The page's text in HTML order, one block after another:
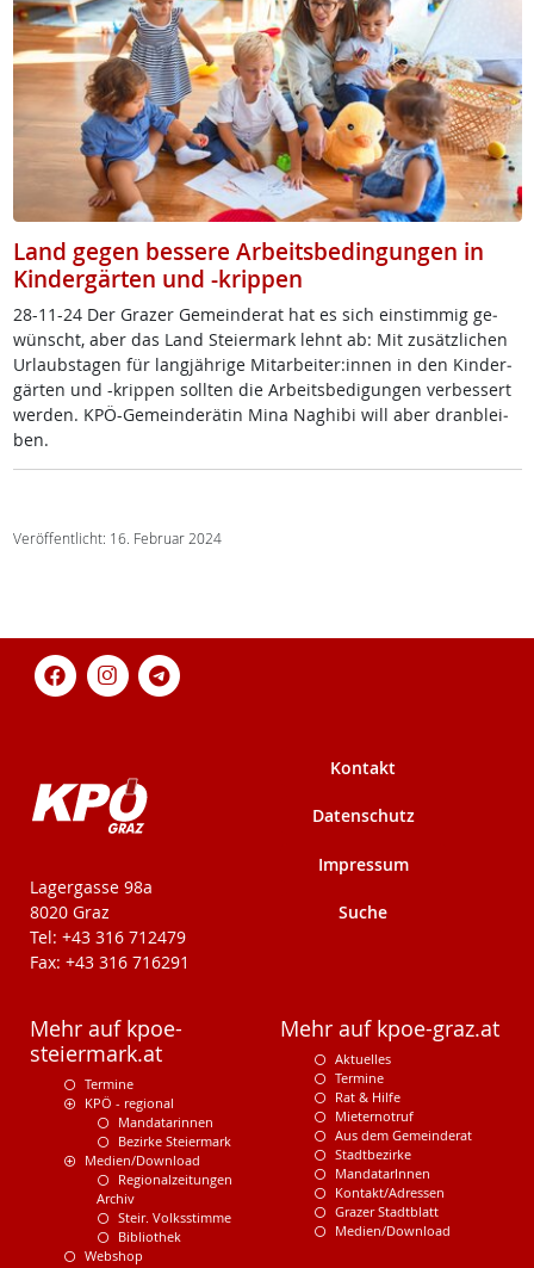
Land gegen bessere Arbeitsbedingungen in
Kindergärten und -krippen
28-11-24 Der Gra­zer Ge­mein­de­rat hat es sich ein­stim­mig ge­
wünscht, aber das Land Stei­er­mark lehnt ab: Mit zu­sätz­li­chen
Ur­laubs­ta­gen für lang­jäh­ri­ge Mit­ar­bei­ter:in­nen in den Kin­der­
gär­ten und -krip­pen soll­ten die Ar­beits­be­di­gun­gen ver­bes­sert
wer­den. KPÖ-Ge­mein­de­rä­tin Mi­na Na­ghi­bi will aber dran­b­lei­
ben.
Veröffentlicht: 16. Februar 2024
KPÖ-Steiermark
Lagergasse 98a
8020 Graz
Tel: +43 316 712479
Fax: +43 316 716291
Kontakt
Datenschutz
Impressum
Suche
Mehr auf kpoe-
steiermark.at
Termine
KPÖ - regional
Mandatarinnen
Bezirke Steiermark
Medien/Download
Regionalzeitungen
Archiv
Steir. Volksstimme
Bibliothek
Webshop
Mehr auf kpoe-graz.at
Aktuelles
Termine
Rat & Hilfe
Mieternotruf
Aus dem Gemeinderat
Stadtbezirke
MandatarInnen
Kontakt/Adressen
Grazer Stadtblatt
Medien/Download